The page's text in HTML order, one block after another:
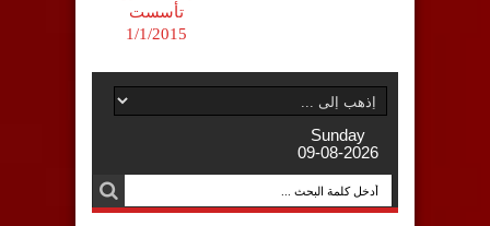
تأسست
1/1/2015
Sunday
09-08-2026